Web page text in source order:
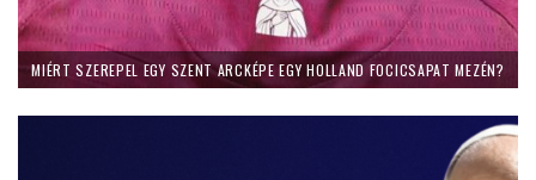
MIÉRT SZEREPEL EGY SZENT ARCKÉPE EGY HOLLAND FOCICSAPAT MEZÉN?